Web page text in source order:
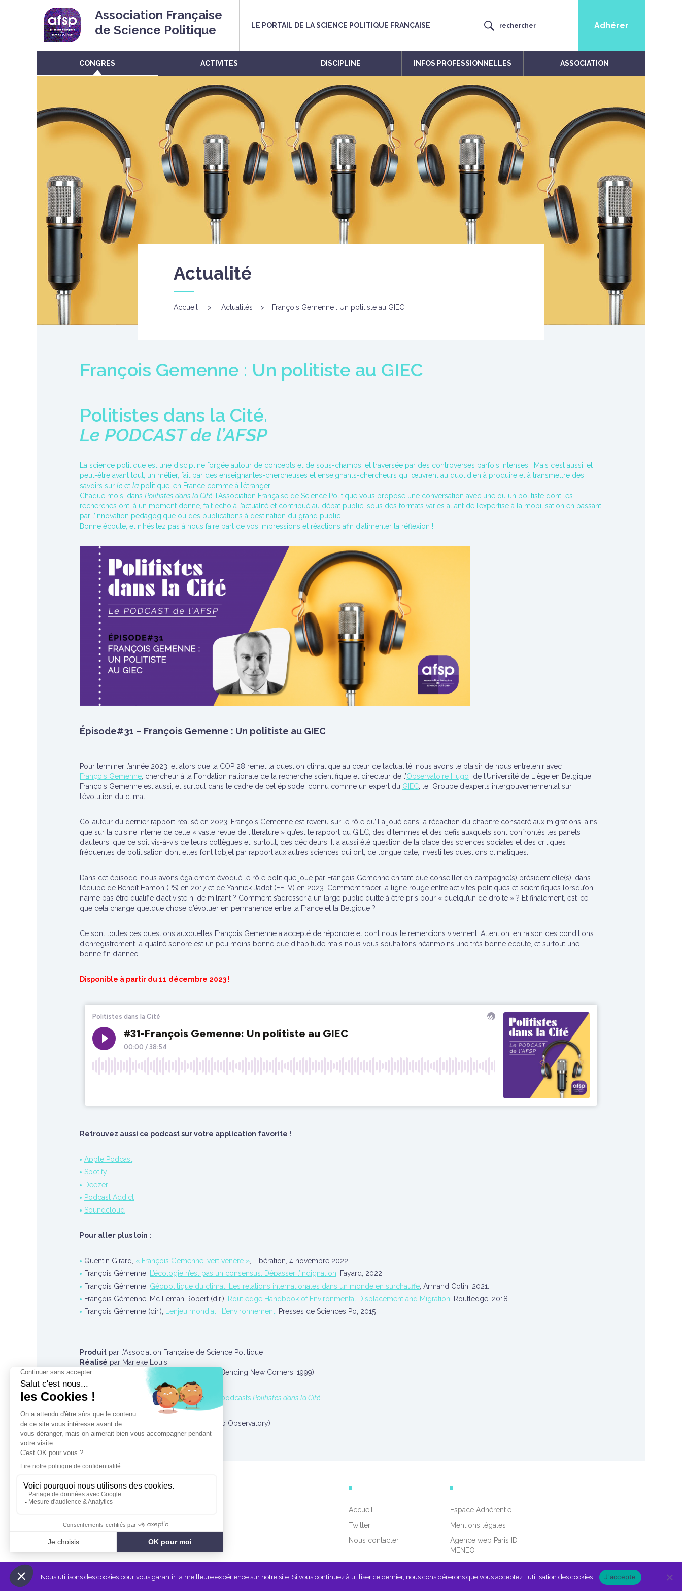
Association Française
de Science Politique
LE PORTAIL DE LA SCIENCE POLITIQUE FRANÇAISE rechercher Adhérer
CONGRES ACTIVITES DISCIPLINE INFOS PROFESSIONNELLES ASSOCIATION
Actualité
Accueil > Actualités > François Gemenne : Un politiste au GIEC
François Gemenne : Un politiste au GIEC
Politistes dans la Cité.
Le PODCAST de l’AFSP
La science politique est une discipline forgée autour de concepts et de sous-champs, et traversée par des controverses parfois intenses ! Mais c’est aussi, et
peut-être avant tout, un métier, fait par des enseignantes-chercheuses et enseignants-chercheurs qui œuvrent au quotidien à produire et à transmettre des
savoirs sur le et la politique, en France comme à l’étranger.
Chaque mois, dans Politistes dans la Cité , l’Association Française de Science Politique vous propose une conversation avec une ou un politiste dont les
recherches ont, à un moment donné, fait écho à l’actualité et contribué au débat public, sous des formats variés allant de l’expertise à la mobilisation en passant
par l’innovation pédagogique ou des publications à destination du grand public.
Bonne écoute, et n’hésitez pas à nous faire part de vos impressions et réactions afin d’alimenter la réflexion !
Épisode#31 – François Gemenne : Un politiste au GIEC
Pour terminer l’année 2023, et alors que la COP 28 remet la question climatique au cœur de l’actualité, nous avons le plaisir de nous entretenir avec
François Gemenne , chercheur à la Fondation nationale de la recherche scientifique et directeur de l’Observatoire Hugo de l’Université de Liège en Belgique.
François Gemenne est aussi, et surtout dans le cadre de cet épisode, connu comme un expert du GIEC , le Groupe d’experts intergouvernemental sur
l’évolution du climat.
Co-auteur du dernier rapport réalisé en 2023, François Gemenne est revenu sur le rôle qu’il a joué dans la rédaction du chapitre consacré aux migrations, ainsi
que sur la cuisine interne de cette « vaste revue de littérature » qu’est le rapport du GIEC, des dilemmes et des défis auxquels sont confrontés les panels
d’auteurs, que ce soit vis-à-vis de leurs collègues et, surtout, des décideurs. Il a aussi été question de la place des sciences sociales et des critiques
fréquentes de politisation dont elles font l’objet par rapport aux autres sciences qui ont, de longue date, investi les questions climatiques.
Dans cet épisode, nous avons également évoqué le rôle politique joué par François Gemenne en tant que conseiller en campagne(s) présidentielle(s), dans
l’équipe de Benoît Hamon (PS) en 2017 et de Yannick Jadot (EELV) en 2023. Comment tracer la ligne rouge entre activités politiques et scientifiques lorsqu’on
n’aime pas être qualifié d’activiste ni de militant ? Comment s’adresser à un large public quitte à être pris pour « quelqu’un de droite » ? Et finalement, est-ce
que cela change quelque chose d’évoluer en permanence entre la France et la Belgique ?
Ce sont toutes ces questions auxquelles François Gemenne a accepté de répondre et dont nous le remercions vivement. Attention, en raison des conditions
d’enregistrement la qualité sonore est un peu moins bonne que d’habitude mais nous vous souhaitons néanmoins une très bonne écoute, et surtout une
bonne fin d’année !
Disponible à partir du 11 décembre 2023 !
Retrouvez aussi ce podcast sur votre application favorite !
Apple Podcast
Spotify
Deezer
Podcast Addict
Soundcloud
Pour aller plus loin :
Quentin Girard, « François Gémenne, vert vénère » , Libération, 4 novembre 2022
François Gémenne,
L’écologie n’est pas un consensus. Dépasser l’indignation,
Fayard, 2022.
François Gémenne, Géopolitique du climat. Les relations internationales dans un monde en surchauffe , Armand Colin, 2021.
François Gémenne, Mc Leman Robert (dir.),
Routledge Handbook of Environmental Displacement and Migration , Routledge, 2018.
François Gémenne (dir.),
L’enjeu mondial : L’environnement , Presses de Sciences Po, 2015
Produit par l’Association Française de Science Politique
Réalisé par Marieke Louis.
Générique
: Friendly Fire par Erik Truffaz (Bending New Corners, 1999)
Retrouver tous les épisodes de la série de podcasts Politistes dans la Cité
(Crédit Photo : University of Liège, The Hugo Observatory)
Accueil
Twitter
Nous contacter
Espace Adhérent.e
Mentions légales
Agence web Paris ID
MENEO
Nous utilisons des cookies pour vous garantir la meilleure expérience sur notre site. Si vous continuez à utiliser ce dernier, nous considérerons que vous acceptez l'utilisation des cookies. J'accepte